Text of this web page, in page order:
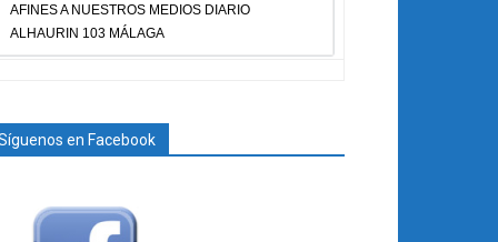
AFINES A NUESTROS MEDIOS DIARIO
ALHAURIN 103 MÁLAGA
en Facebook